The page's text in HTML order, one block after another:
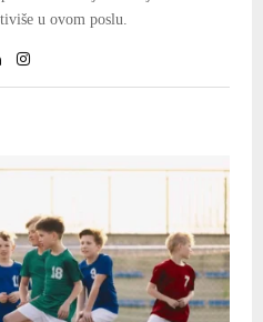
u ovom poslu.